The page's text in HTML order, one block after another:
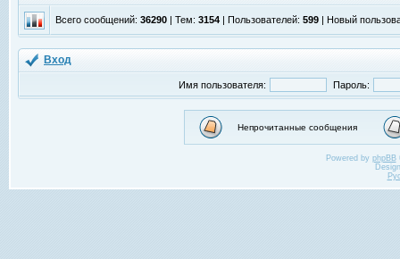
Всего сообщений: 36290 | Тем: 3154 | Пользователей: 599 | Новый
Вход
Имя пользователя: Пароль:
Непрочитанные сообщения
Powered by phpBB